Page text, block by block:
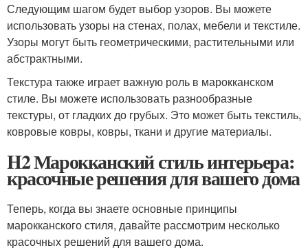
Следующим шагом будет выбор узоров. Вы можете
использовать узоры на стенах, полах, мебели и текстиле.
Узоры могут быть геометрическими, растительными или
абстрактными.
Текстура также играет важную роль в марокканском
стиле. Вы можете использовать разнообразные
текстуры, от гладких до грубых. Это может быть текстиль,
ковровые ковры, ковры, ткани и другие материалы.
H2 Марокканский стиль интерьера:
красочные решения для вашего дома
Теперь, когда вы знаете основные принципы
марокканского стиля, давайте рассмотрим несколько
красочных решений для вашего дома.